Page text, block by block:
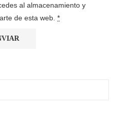
al almacenamiento y
de esta web. *